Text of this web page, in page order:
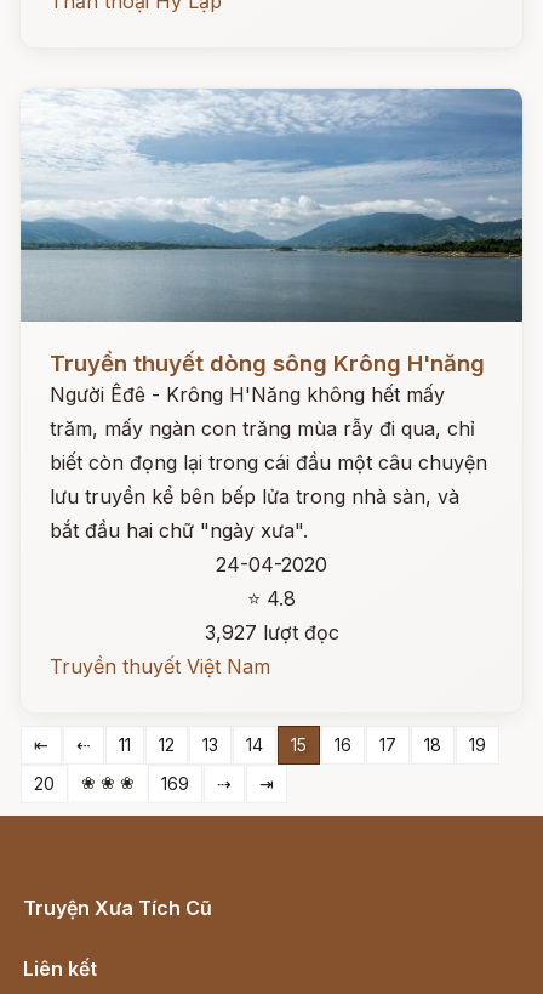
Đọc ngay
Truyền thuyết dòng sông Krông H'năng
Người Êđê - Krông H'Năng không hết mấy
trăm, mấy ngàn con trăng mùa rẫy đi qua, chỉ
biết còn đọng lại trong cái đầu một câu chuyện
lưu truyền kể bên bếp lửa trong nhà sàn, và
bắt đầu hai chữ "ngày xưa".
24-04-2020
⭐ 4.8
3,927 lượt đọc
Truyền thuyết Việt Nam
⇤ ⇠ 11 12 13 14 15 16 17 18
19
20
❀ ❀ ❀ 169 ⇢ ⇥
Truyện Xưa Tích Cũ
Liên kết